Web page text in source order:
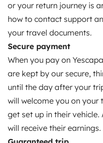
or your return journey is
how to contact support
your travel documents.
Secure payment
When you pay on
are kept by our secure,
until the day after your
will welcome you on
get set up in their
will receive their earnings.
Insurance for hiring out
Breakdown assistance
Help Centre for owners
Secure third-party
Pay in instalments